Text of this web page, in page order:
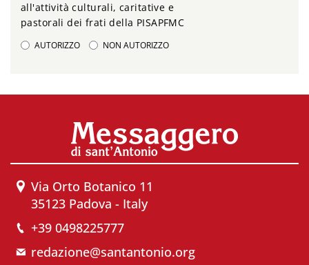
all'attività culturali, caritative e
pastorali dei frati della PISAPFMC
AUTORIZZO NON AUTORIZZO
Via Orto Botanico 11
35123 Padova - Italy
+39 0498225777
redazione@santantonio.org